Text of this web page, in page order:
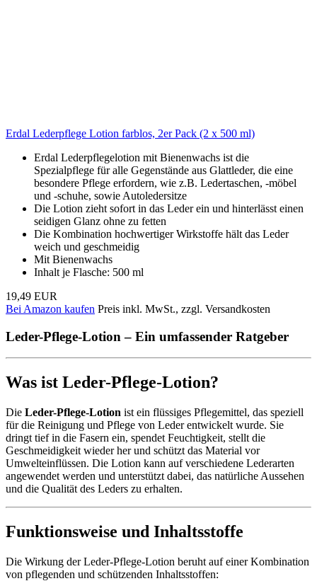
Erdal Lederpflege Lotion farblos, 2er Pack (2 x 500 ml)
Erdal Lederpflegelotion mit Bienenwachs ist die
Spezialpflege für alle Gegenstände aus Glattleder, die eine
besondere Pflege erfordern, wie z.B. Ledertaschen, -möbel
und -schuhe, sowie Autoledersitze
Die Lotion zieht sofort in das Leder ein und hinterlässt einen
seidigen Glanz ohne zu fetten
Die Kombination hochwertiger Wirkstoffe hält das Leder
weich und geschmeidig
Mit Bienenwachs
Inhalt je Flasche: 500 ml
19,49 EUR
Bei Amazon kaufen Preis inkl. MwSt., zzgl. Versandkosten
Leder-Pflege-Lotion – Ein umfassender Ratgeber
Was ist Leder-Pflege-Lotion?
Die Leder-Pflege-Lotion ist ein flüssiges Pflegemittel, das speziell
für die Reinigung und Pflege von Leder entwickelt wurde. Sie
dringt tief in die Fasern ein, spendet Feuchtigkeit, stellt die
Geschmeidigkeit wieder her und schützt das Material vor
Umwelteinflüssen. Die Lotion kann auf verschiedene Lederarten
angewendet werden und unterstützt dabei, das natürliche Aussehen
und die Qualität des Leders zu erhalten.
Funktionsweise und Inhaltsstoffe
Die Wirkung der Leder-Pflege-Lotion beruht auf einer Kombination
von pflegenden und schützenden Inhaltsstoffen: